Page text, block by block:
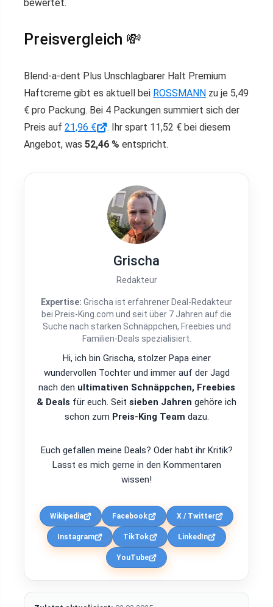
bewertet.
Preisvergleich 💸
Blend-a-dent Plus Unschlagbarer Halt Premium
Haftcreme gibt es aktuell bei ROSSMANN zu je 5,49
€ pro Packung. Bei 4 Packungen summiert sich der
Preis auf 21,96 €
. Ihr spart 11,52 € bei diesem
Angebot, was 52,46 % entspricht.
Grischa
Redakteur
Expertise: Grischa ist erfahrener Deal-Redakteur
bei Preis-King.com und seit über 7 Jahren auf die
Suche nach starken Schnäppchen, Freebies und
Familien-Deals spezialisiert.
Hi, ich bin Grischa, stolzer Papa einer
wundervollen Tochter und immer auf der Jagd
nach den ultimativen Schnäppchen, Freebies
& Deals für euch. Seit sieben Jahren gehöre ich
schon zum Preis-King Team dazu.
Euch gefallen meine Deals? Oder habt ihr Kritik?
Lasst es mich gerne in den Kommentaren
wissen!
Wikipedia Facebook X / Twitter
Instagram TikTok LinkedIn
YouTube